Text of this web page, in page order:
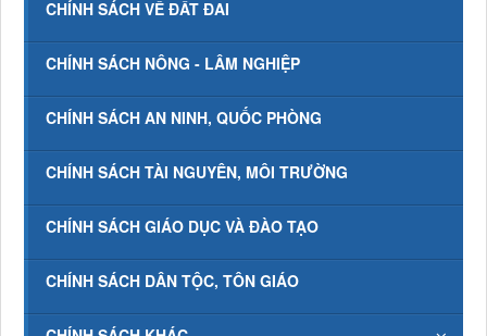
CHÍNH SÁCH VỀ ĐẤT ĐAI
CHÍNH SÁCH NÔNG - LÂM NGHIỆP
CHÍNH SÁCH AN NINH, QUỐC PHÒNG
CHÍNH SÁCH TÀI NGUYÊN, MÔI TRƯỜNG
CHÍNH SÁCH GIÁO DỤC VÀ ĐÀO TẠO
CHÍNH SÁCH DÂN TỘC, TÔN GIÁO